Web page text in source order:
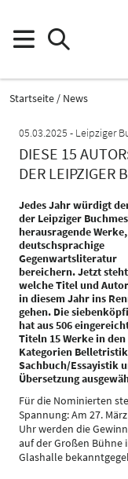
Startseite
News
05.03.2025
Leipziger
DIESE 15
DER LEIPZIGER
Jedes Jahr würdigt
der Leipziger
herausragende
deutschsprachige
Gegenwartsliteratur
bereichern. Jetzt
welche Titel und
in diesem Jahr ins
gehen. Die
hat aus 506
Titeln 15 Werke in den
Kategorien
Sachbuch/Essayistik
Übersetzung
Für die Nominierten
Spannung: Am 27.
Uhr werden die
auf der Großen Bühne
Glashalle